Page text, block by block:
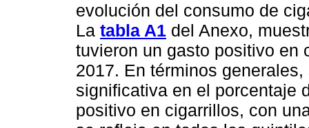
evolución del consumo de
La tabla A1 del Anexo,
tuvieron un gasto positivo en
2017. En términos
significativa en el porcentaje
positivo en cigarrillos, con